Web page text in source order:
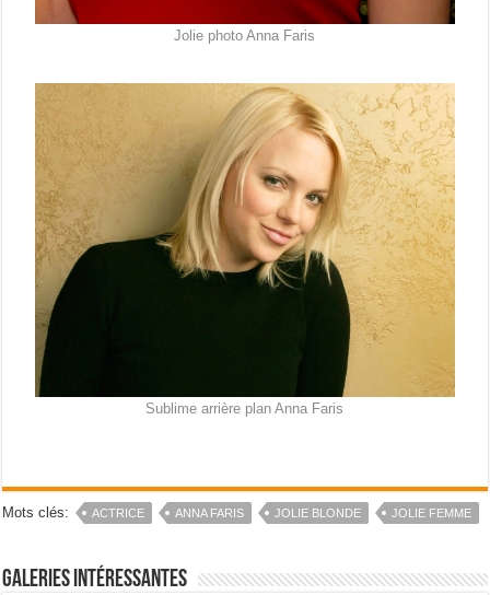
Jolie photo Anna Faris
Sublime arrière plan Anna Faris
Mots clés: ACTRICE ANNA FARIS JOLIE BLONDE JOLIE FEMME
Galeries intéressantes